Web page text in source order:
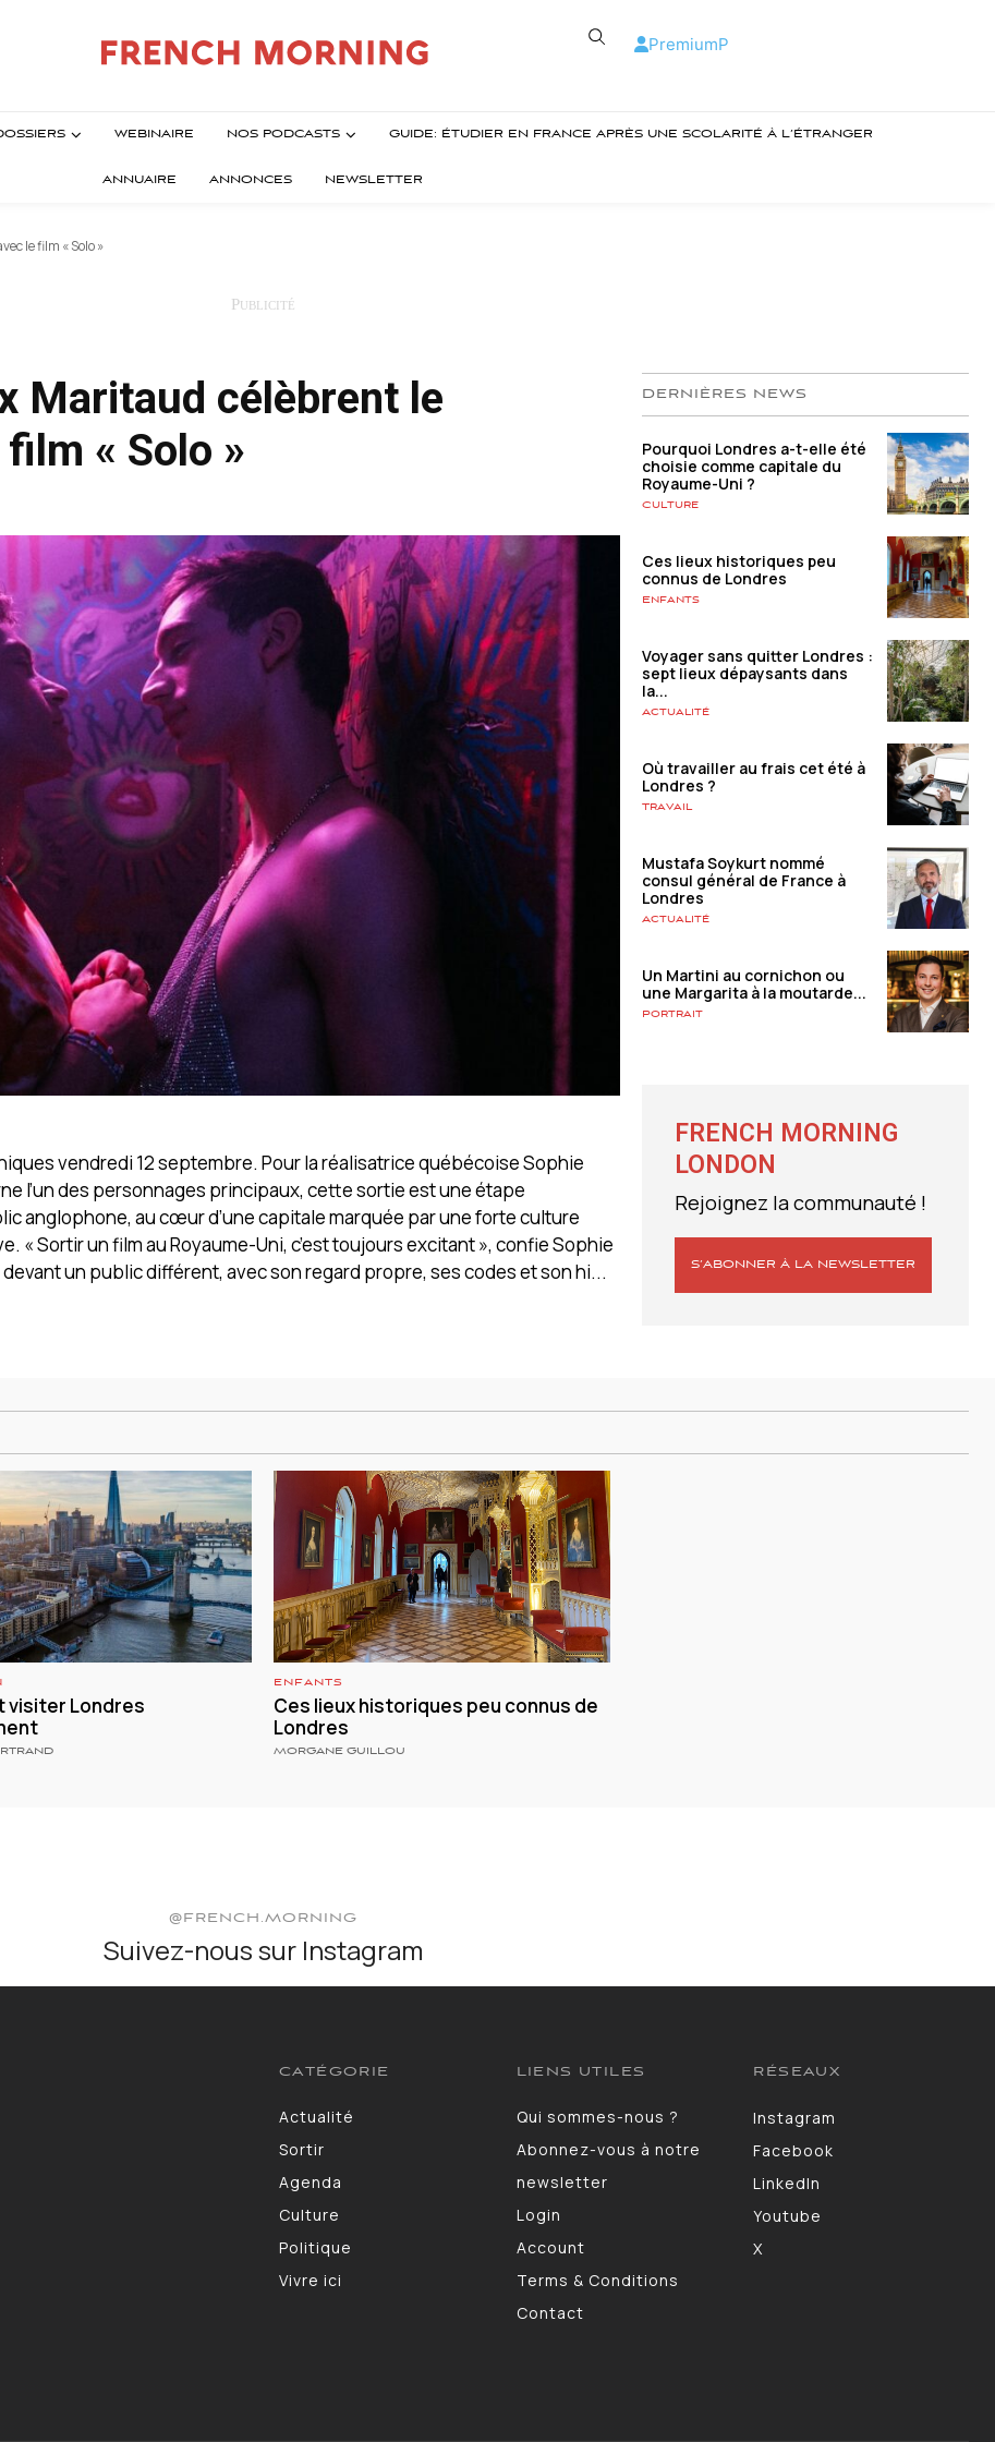
PremiumP
WEBINAIRE NOS PODCASTS GUIDE: ÉTUDIER EN FRANCE APRÈS UNE SCOLARITÉ À L’ÉTRANGER
ANNUAIRE ANNONCES NEWSLETTER
le film « Solo »
Maritaud célèbrent le
« Solo »
vendredi 12 septembre. Pour la réalisatrice québécoise Sophie
l’un des personnages principaux, cette sortie est une étape
anglophone, au cœur d’une capitale marquée par une forte culture
« Sortir un film au Royaume-Uni, c’est toujours excitant », confie Sophie
un public différent, avec son regard propre, ses codes et son hi...
DERNIÈRES NEWS
Pourquoi Londres a-t-elle été
choisie comme capitale du
Royaume-Uni ?
Culture
Ces lieux historiques peu
connus de Londres
Enfants
Voyager sans quitter Londres :
sept lieux dépaysants dans
la...
Actualité
Où travailler au frais cet été à
Londres ?
Travail
Mustafa Soykurt nommé
consul général de France à
Londres
Actualité
Un Martini au cornichon ou
une Margarita à la moutarde...
Portrait
FRENCH MORNING
LONDON
Rejoignez la communauté !
S’ABONNER À LA NEWSLETTER
visiter Londres
ENFANTS
Ces lieux historiques peu connus de
Londres
MORGANE GUILLOU
@FRENCH.MORNING
Suivez-nous sur Instagram
CATÉGORIE
Actualité
Sortir
Agenda
Culture
Politique
Vivre ici
LIENS UTILES
Qui sommes-nous ?
Abonnez-vous à notre
newsletter
Login
Account
Terms & Conditions
Contact
RÉSEAUX
Instagram
Facebook
LinkedIn
Youtube
X